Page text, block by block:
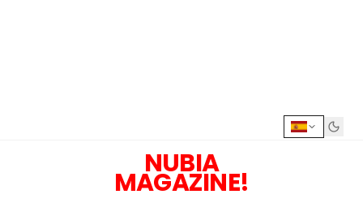
NUBIA
MAGAZINE!